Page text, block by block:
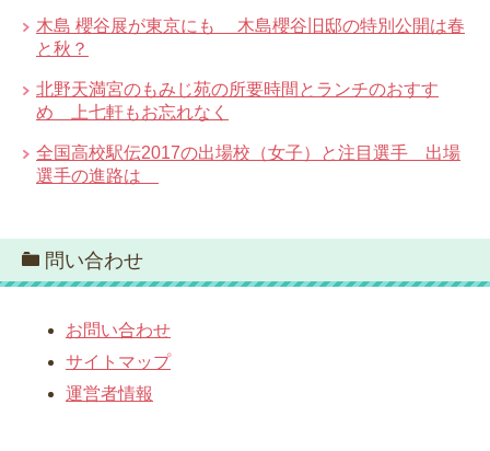
木島 櫻谷展が東京にも 木島櫻谷旧邸の特別公開は春
と秋？
北野天満宮のもみじ苑の所要時間とランチのおすす
め 上七軒もお忘れなく
全国高校駅伝2017の出場校（女子）と注目選手 出場
選手の進路は
問い合わせ
お問い合わせ
サイトマップ
運営者情報